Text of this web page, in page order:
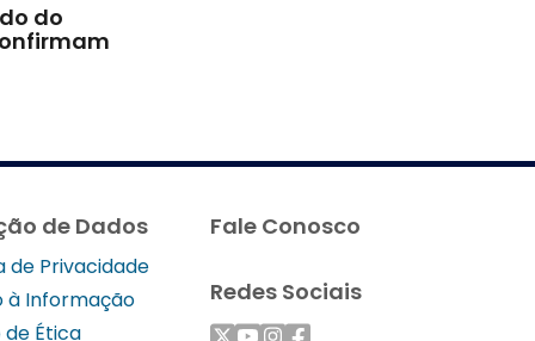
do
de Dados
de Privacidade
à Informação
de Ética
Fale Conosco
Redes Sociais